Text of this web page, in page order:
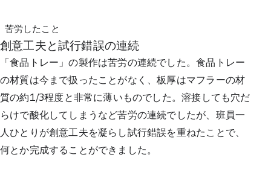
苦労したこと
創意工夫と試行錯誤の連続
「食品トレー」の製作は苦労の連続でした。食品トレー
の材質は今まで扱ったことがなく、板厚はマフラーの材
質の約1/3程度と非常に薄いものでした。溶接しても穴だ
らけで酸化してしまうなど苦労の連続でしたが、班員一
人ひとりが創意工夫を凝らし試行錯誤を重ねたことで、
何とか完成することができました。